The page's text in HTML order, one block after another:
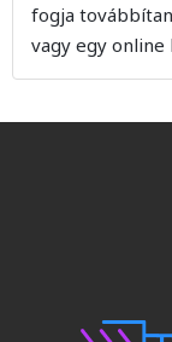
fogja
vagy egy online